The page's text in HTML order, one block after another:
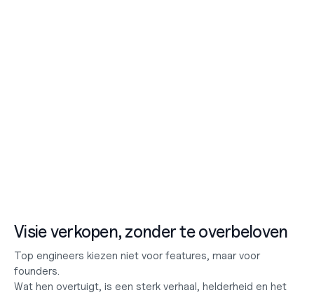
Visie verkopen, zonder te overbeloven
Top engineers kiezen niet voor features, maar voor
founders.
Wat hen overtuigt, is een sterk verhaal, helderheid en het